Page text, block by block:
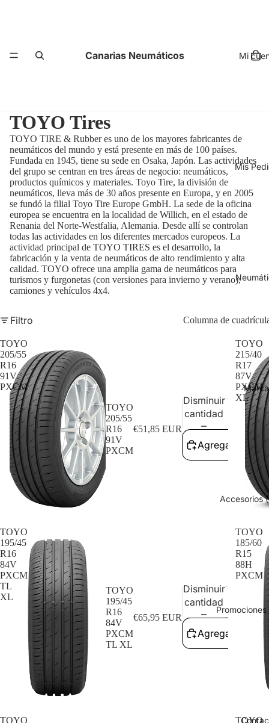
Canarias Neumáticos Mi
Mis
Accesorios
TOYO Tires
TOYO TIRE & Rubber es uno de los mayores fabricantes de
neumáticos del mundo y está presente en más de 100 países.
Fundada en 1945, tiene su sede en Osaka, Japón. Las actividades
del grupo se centran en tres áreas de negocio: neumáticos,
productos químicos y materiales. Toyo Tire, la división de
neumáticos, lleva más de 30 años presente en Europa, y en 2005
se fundó la filial Toyo Tire Europe GmbH. La sede de la oficina
europea se encuentra en la localidad de Willich, en el estado de
Renania del Norte-Westfalia, Alemania. Desde allí se controlan
todas las actividades en los diferentes mercados europeos. La
actividad principal de TOYO TIRES es el desarrollo, la
fabricación y la venta de neumáticos de alto rendimiento y alta
calidad. TOYO ofrece una amplia gama de neumáticos para
turismos y furgonetas (con versiones para invierno y verano),
camiones y vehículos 4x4.
Filtro Columna de
TOYO
205/55
R16
91V
PXCM
TOYO
205/55
R16
91V
PXCM
€51,85 EUR
Disminuir
cantidad
Agregar al
TOYO
215/40
R17
87V
PXCM
XL
TOYO
195/45
R16
84V
PXCM
TL
XL
TOYO
195/45
R16
84V
PXCM
TL XL
€65,95 EUR
Disminuir
cantidad
Agregar al
TOYO
185/60
R15
88H
PXCM
TOYO
TOYO